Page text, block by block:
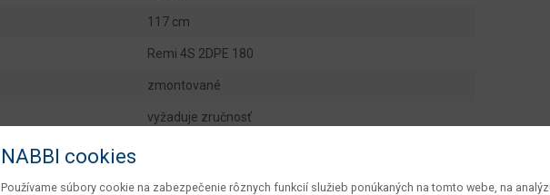
117 cm
Remi 4S 2DPE 180
zmontované
vyžaduje zručnosť
ďalšie farby
NABBI cookies
Používame súbory cookie na zabezpečenie rôznych funkcií služieb ponúkaných na tomto webe, na